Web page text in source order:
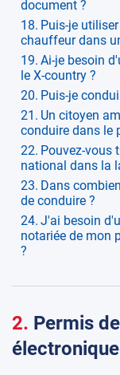
document ?
Puis-je
chauffeur dans
Ai-je besoin
le X-country ?
Puis-je
Un citoyen
conduire dans le
Pouvez-vous
national dans la
Dans
de conduire ?
J'ai besoin
notariée de mon
?
2. Permis
électronique